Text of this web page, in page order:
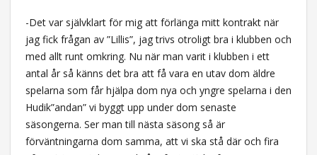
-Det var självklart för mig att förlänga mitt kontrakt när
jag fick frågan av ”Lillis”, jag trivs otroligt bra i klubben och
med allt runt omkring. Nu när man varit i klubben i ett
antal år så känns det bra att få vara en utav dom äldre
spelarna som får hjälpa dom nya och yngre spelarna i den
Hudik”andan” vi byggt upp under dom senaste
säsongerna. Ser man till nästa säsong så är
förväntningarna dom samma, att vi ska stå där och fira